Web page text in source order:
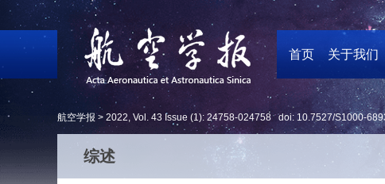
首页 关于我们
航空学报 > 2022, Vol. 43 Issue (1): 24758-024758 doi: 10.7527/S1000-
综述